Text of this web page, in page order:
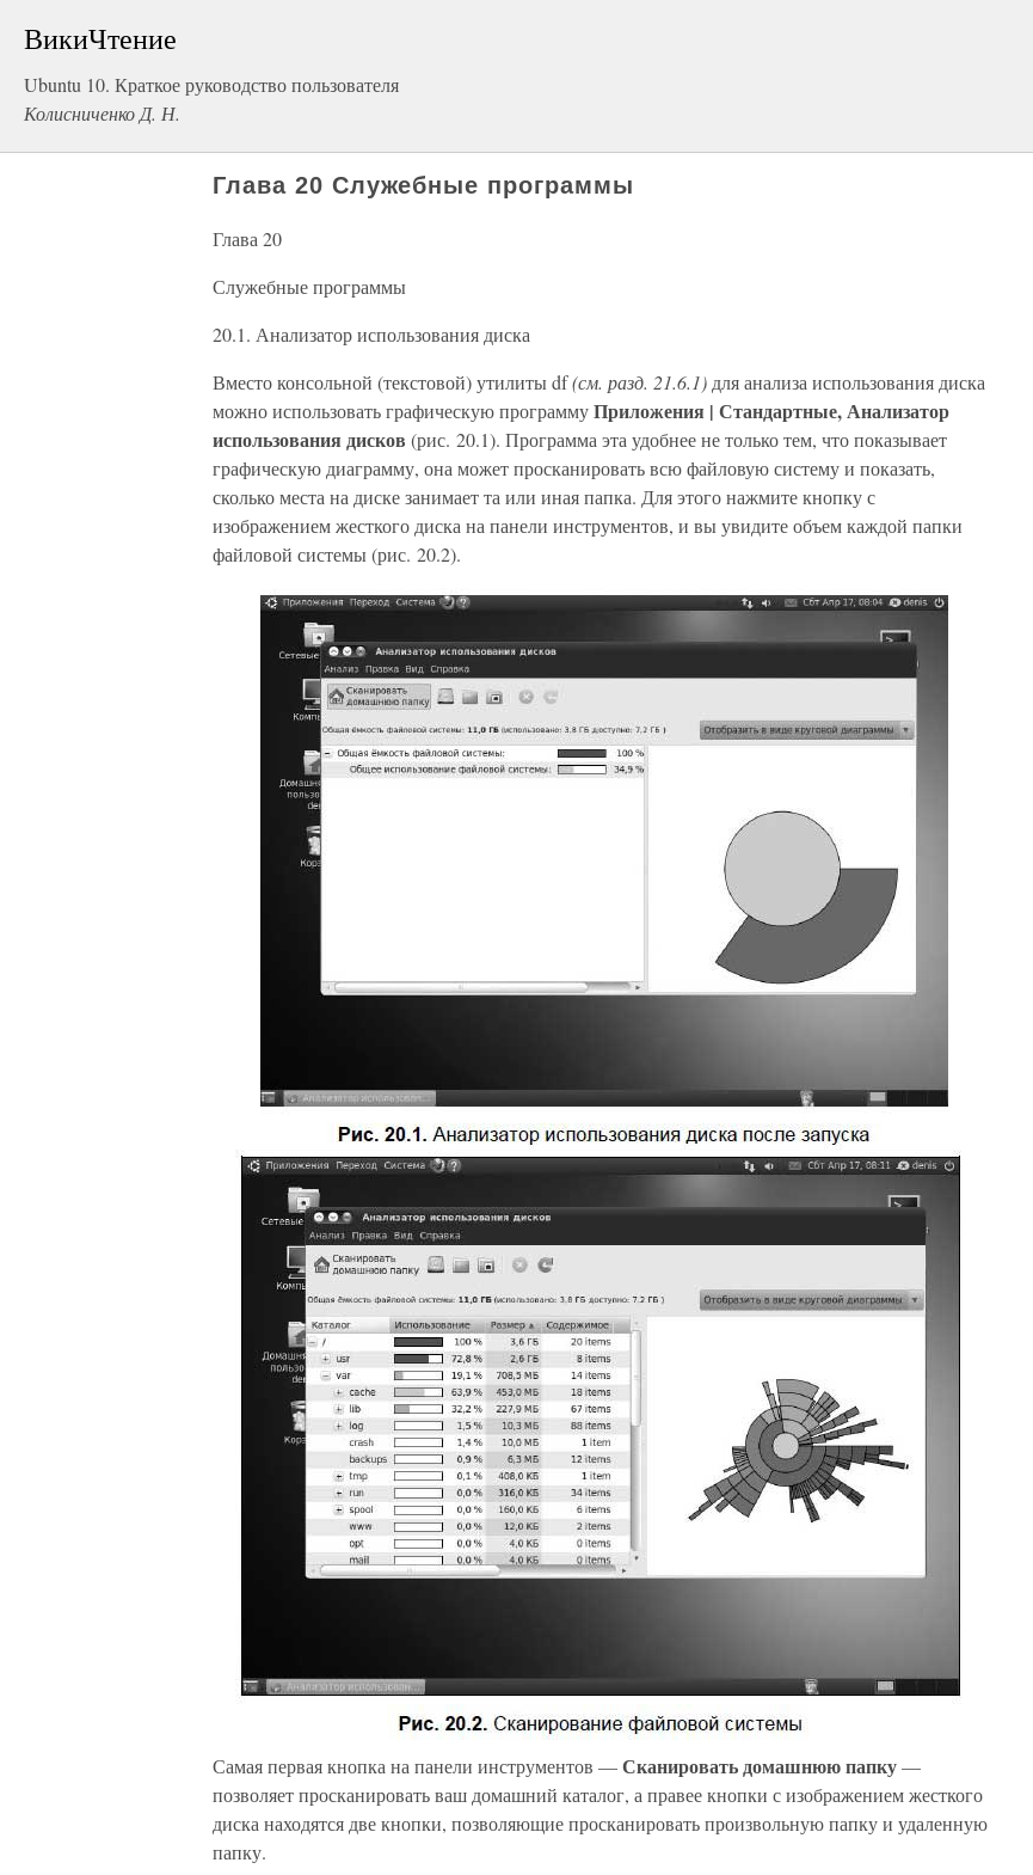
ВикиЧтение
Ubuntu 10. Краткое руководство пользователя
Колисниченко Д. Н.
Глава 20 Служебные программы
Глава 20
Служебные программы
20.1. Анализатор использования диска
Вместо консольной (текстовой) утилиты df(см. разд. 21.6.1) для анализа использования диска
можно использовать графическую программуПриложения | Стандартные, Анализатор
использования дисков (рис. 20.1). Программа эта удобнее не только тем, что показывает
графическую диаграмму, она может просканировать всю файловую систему и показать,
сколько места на диске занимает та или иная папка. Для этого нажмите кнопку с
изображением жесткого диска на панели инструментов, и вы увидите объем каждой папки
файловой системы (рис. 20.2).
Самая первая кнопка на панели инструментов —Сканировать домашнюю папку—
позволяет просканировать ваш домашний каталог, а правее кнопки с изображением жесткого
диска находятся две кнопки, позволяющие просканировать произвольную папку и удаленную
папку.